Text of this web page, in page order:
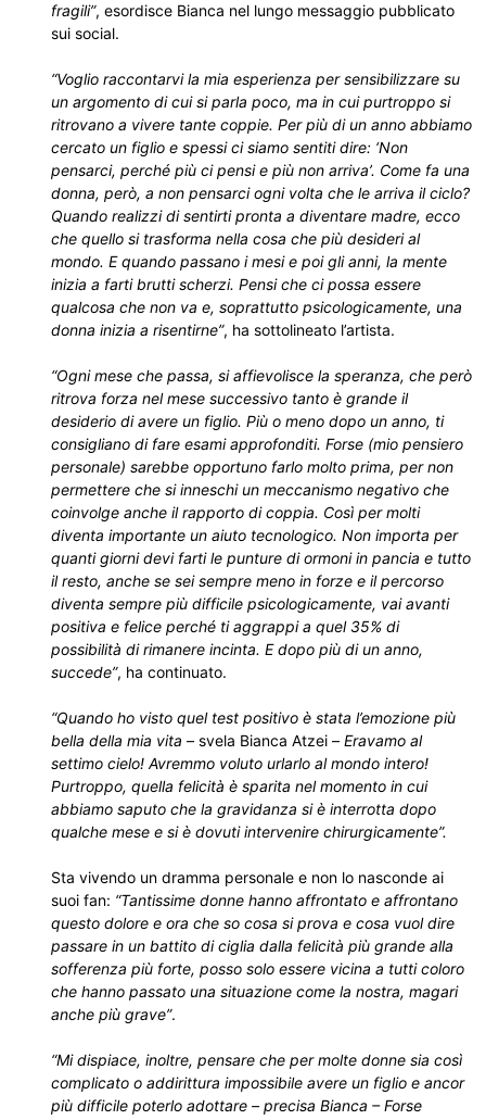
fragili”, esordisce Bianca nel lungo messaggio pubblicato
sui social.
“Voglio raccontarvi la mia esperienza per sensibilizzare su
un argomento di cui si parla poco, ma in cui purtroppo si
ritrovano a vivere tante coppie. Per più di un anno abbiamo
cercato un figlio e spessi ci siamo sentiti dire: ‘Non
pensarci, perché più ci pensi e più non arriva’. Come fa una
donna, però, a non pensarci ogni volta che le arriva il ciclo?
Quando realizzi di sentirti pronta a diventare madre, ecco
che quello si trasforma nella cosa che più desideri al
mondo. E quando passano i mesi e poi gli anni, la mente
inizia a farti brutti scherzi. Pensi che ci possa essere
qualcosa che non va e, soprattutto psicologicamente, una
donna inizia a risentirne”, ha sottolineato l’artista.
“Ogni mese che passa, si affievolisce la speranza, che però
ritrova forza nel mese successivo tanto è grande il
desiderio di avere un figlio. Più o meno dopo un anno, ti
consigliano di fare esami approfonditi. Forse (mio pensiero
personale) sarebbe opportuno farlo molto prima, per non
permettere che si inneschi un meccanismo negativo che
coinvolge anche il rapporto di coppia. Così per molti
diventa importante un aiuto tecnologico. Non importa per
quanti giorni devi farti le punture di ormoni in pancia e tutto
il resto, anche se sei sempre meno in forze e il percorso
diventa sempre più difficile psicologicamente, vai avanti
positiva e felice perché ti aggrappi a quel 35% di
possibilità di rimanere incinta. E dopo più di un anno,
succede”, ha continuato.
“Quando ho visto quel test positivo è stata l’emozione più
bella della mia vita – svela Bianca Atzei – Eravamo al
settimo cielo! Avremmo voluto urlarlo al mondo intero!
Purtroppo, quella felicità è sparita nel momento in cui
abbiamo saputo che la gravidanza si è interrotta dopo
qualche mese e si è dovuti intervenire chirurgicamente”.
Sta vivendo un dramma personale e non lo nasconde ai
suoi fan: “Tantissime donne hanno affrontato e affrontano
questo dolore e ora che so cosa si prova e cosa vuol dire
passare in un battito di ciglia dalla felicità più grande alla
sofferenza più forte, posso solo essere vicina a tutti coloro
che hanno passato una situazione come la nostra, magari
anche più grave”.
“Mi dispiace, inoltre, pensare che per molte donne sia così
complicato o addirittura impossibile avere un figlio e ancor
più difficile poterlo adottare – precisa Bianca – Forse